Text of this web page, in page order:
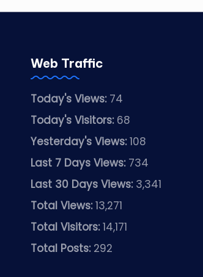
Web Traffic
Today's Views: 74
Today's Visitors: 68
Yesterday's Views:108
Last 7 Days Views: 734
Last 30 Days Views: 3,341
Total Views:13,271
Total Visitors:14,171
Total Posts: 292